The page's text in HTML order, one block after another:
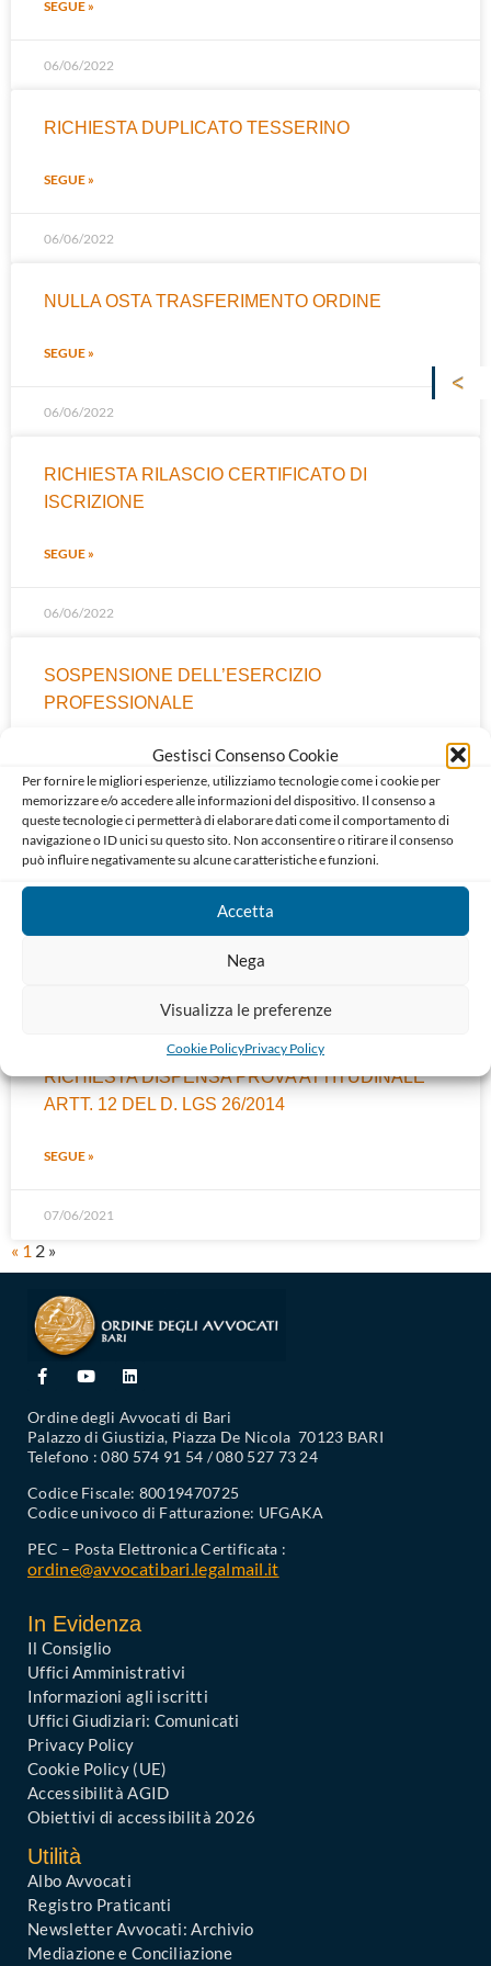
Gestisci Consenso Cookie
Per fornire le migliori esperienze, utilizziamo tecnologie come i cookie per
memorizzare e/o accedere alle informazioni del dispositivo. Il consenso a
queste tecnologie ci permetterà di elaborare dati come il comportamento di
navigazione o ID unici su questo sito. Non acconsentire o ritirare il consenso
può influire negativamente su alcune caratteristiche e funzioni.
Accetta
Nega
Visualizza le preferenze
Cookie PolicyPrivacy Policy
SEGUE »
06/06/2022
RICHIESTA DUPLICATO TESSERINO
SEGUE »
06/06/2022
NULLA OSTA TRASFERIMENTO ORDINE
SEGUE »
06/06/2022
RICHIESTA RILASCIO CERTIFICATO DI
ISCRIZIONE
SEGUE »
06/06/2022
SOSPENSIONE DELL’ESERCIZIO
PROFESSIONALE
06/06/2022
RICHIESTA DISPENSA PROVA ATTITUDINALE
ARTT. 12 DEL D. LGS 26/2014
SEGUE »
07/06/2021
« 1 2 »
Ordine degli Avvocati di Bari
Palazzo di Giustizia, Piazza De Nicola 70123 BARI
Telefono : 080 574 91 54 / 080 527 73 24
Codice Fiscale: 80019470725
Codice univoco di Fatturazione: UFGAKA
PEC – Posta Elettronica Certificata :
ordine@avvocatibari.legalmail.it
In Evidenza
Il Consiglio
Uffici Amministrativi
Informazioni agli iscritti
Uffici Giudiziari: Comunicati
Privacy Policy
Cookie Policy (UE)
Accessibilità AGID
Obiettivi di accessibilità 2026
Utilità
Albo Avvocati
Registro Praticanti
Newsletter Avvocati: Archivio
Mediazione e Conciliazione